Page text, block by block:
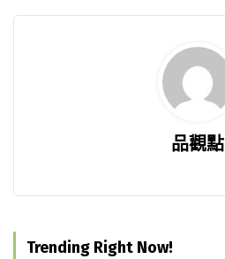
品觀點
Trending Right Now!